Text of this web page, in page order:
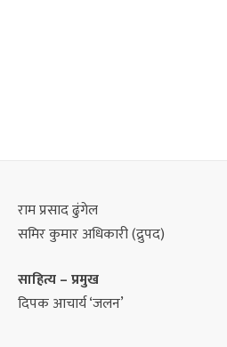
राम प्रसाद ढुंगेल
समिर कुमार अधिकारी (द्रुपद)
साहित्य – प्रमुख
दिपक आचार्य ‘जलन’